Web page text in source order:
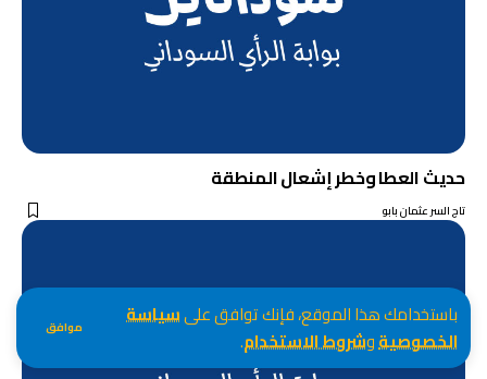
باستخدامك هذا الموقع، فإنك توافق علىسياسة
الخصوصيةوشروط الاستخدام. موافق
حديث العطا وخطر إشعال المنطقة
تاج السر عثمان بابو